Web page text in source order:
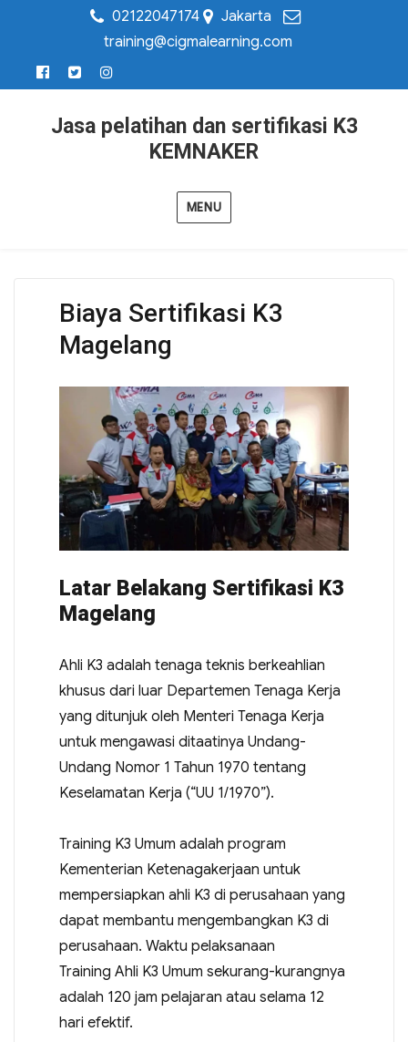
02122047174
Jakarta
training@cigmalearning.com
Jasa pelatihan dan sertifikasi K3
KEMNAKER
MENU
Biaya Sertifikasi K3
Magelang
Latar Belakang Sertifikasi K3
Magelang
Ahli K3 adalah tenaga teknis berkeahlian
khusus dari luar Departemen Tenaga Kerja
yang ditunjuk oleh Menteri Tenaga Kerja
untuk mengawasi ditaatinya Undang-
Undang Nomor 1 Tahun 1970 tentang
Keselamatan Kerja (“UU 1/1970”).
Training K3 Umum adalah program
Kementerian Ketenagakerjaan untuk
mempersiapkan ahli K3 di perusahaan yang
dapat membantu mengembangkan K3 di
perusahaan. Waktu pelaksanaan
Training Ahli K3 Umum sekurang-kurangnya
adalah 120 jam pelajaran atau selama 12
hari efektif.